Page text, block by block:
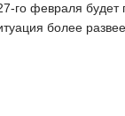
го февраля
более